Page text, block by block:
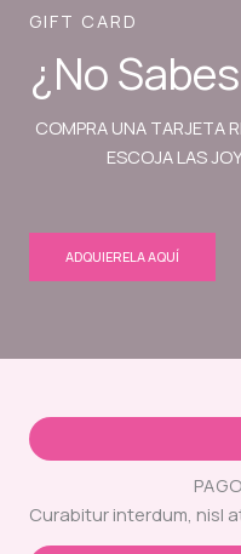
GIFT CARD
¿No
COMPRA UNA TARJETA
ESCOJA LAS
ADQUIERELA AQUÍ
Curabitur interdum, nisl